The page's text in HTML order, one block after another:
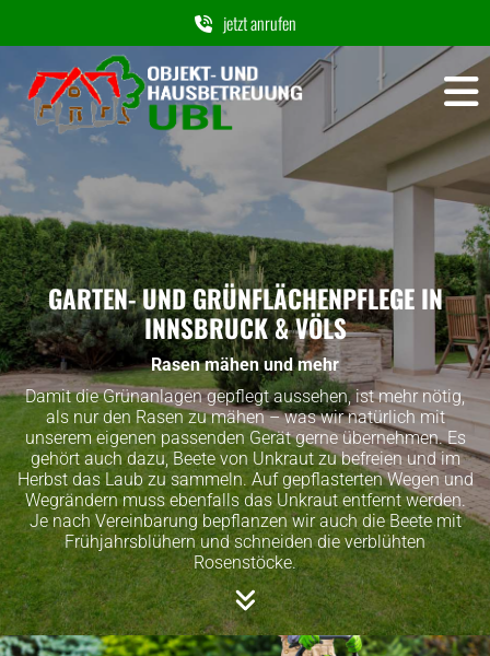
jetzt anrufen
GARTEN- UND GRÜNFLÄCHENPFLEGE IN
INNSBRUCK & VÖLS
Rasen mähen und mehr
Damit die Grünanlagen gepflegt aussehen, ist mehr nötig,
als nur den Rasen zu mähen – was wir natürlich mit
unserem eigenen passenden Gerät gerne übernehmen. Es
gehört auch dazu, Beete von Unkraut zu befreien und im
Herbst das Laub zu sammeln. Auf gepflasterten Wegen und
Wegrändern muss ebenfalls das Unkraut entfernt werden.
Je nach Vereinbarung bepflanzen wir auch die Beete mit
Frühjahrsblühern und schneiden die verblühten
Rosenstöcke.
